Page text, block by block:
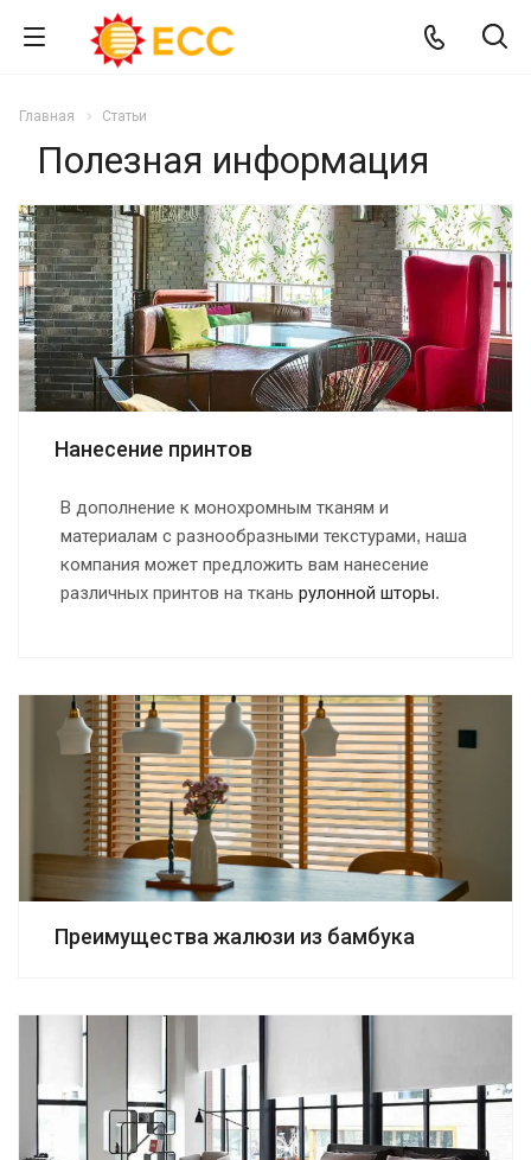
Главная Статьи
Полезная информация
Нанесение принтов
В дополнение к монохромным тканям и
материалам с разнообразными текстурами, наша
компания может предложить вам нанесение
различных принтов на ткань рулонной шторы.
Преимущества жалюзи из бамбука